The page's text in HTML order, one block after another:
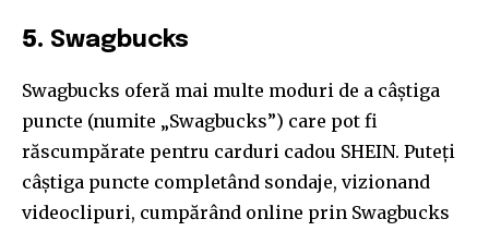
5. Swagbucks
Swagbucks oferă mai multe moduri de a câștiga
puncte (numite „Swagbucks”) care pot fi
răscumpărate pentru carduri cadou SHEIN. Puteți
câștiga puncte completând sondaje, vizionand
videoclipuri, cumpărând online prin Swagbucks